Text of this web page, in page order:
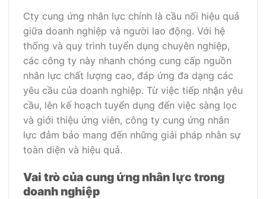
Cty cung ứng nhân lực chính là cầu nối hiệu quả
giữa doanh nghiệp và người lao động. Với hệ
thống và quy trình tuyển dụng chuyên nghiệp,
các công ty này nhanh chóng cung cấp nguồn
nhân lực chất lượng cao, đáp ứng đa dạng các
yêu cầu của doanh nghiệp. Từ việc tiếp nhận yêu
cầu, lên kế hoạch tuyển dụng đến việc sàng lọc
và giới thiệu ứng viên, công ty cung ứng nhân
lực đảm bảo mang đến những giải pháp nhân sự
toàn diện và hiệu quả.
Vai trò của cung ứng nhân lực trong
doanh nghiệp